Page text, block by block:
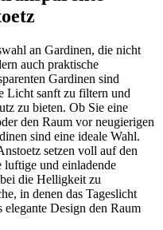
an Gardinen, die nicht
auch praktische
Gardinen sind
Licht sanft zu filtern und
zu bieten. Ob Sie eine
den Raum vor neugierigen
sind eine ideale Wahl.
setzen voll auf den
luftige und einladende
die Helligkeit zu
in denen das Tageslicht
Design den Raum